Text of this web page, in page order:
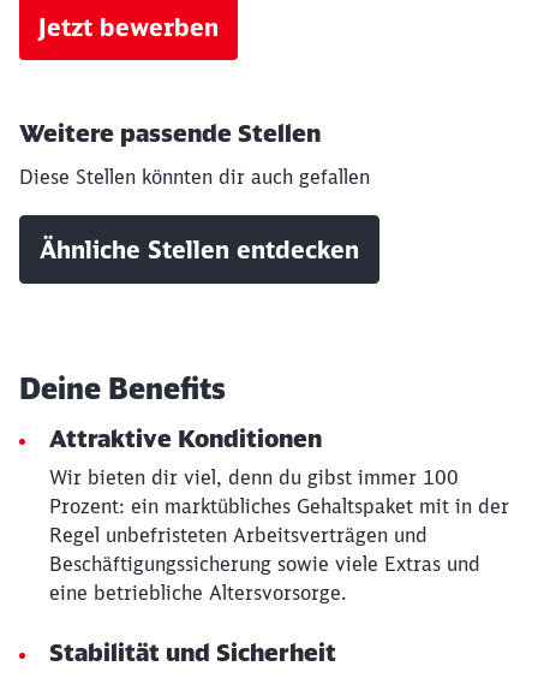
Jetzt bewerben
Weitere passende Stellen
Diese Stellen könnten dir auch gefallen
Ähnliche Stellen entdecken
Deine Benefits
Attraktive Konditionen
Wir bieten dir viel, denn du gibst immer 100
Prozent: ein marktübliches Gehaltspaket mit in der
Regel unbefristeten Arbeitsverträgen und
Beschäftigungssicherung sowie viele Extras und
eine betriebliche Altersvorsorge.
Stabilität und Sicherheit
Schließen
Möchten Sie zuweitergeleitet
werden?
Abbrechen